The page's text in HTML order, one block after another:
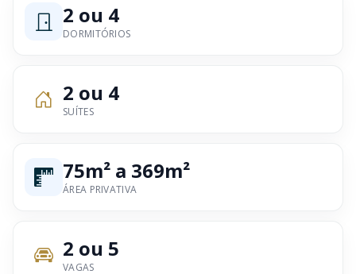
2 ou 4
DORMITÓRIOS
2 ou 4
SUÍTES
75m² a 369m²
ÁREA PRIVATIVA
2 ou 5
VAGAS